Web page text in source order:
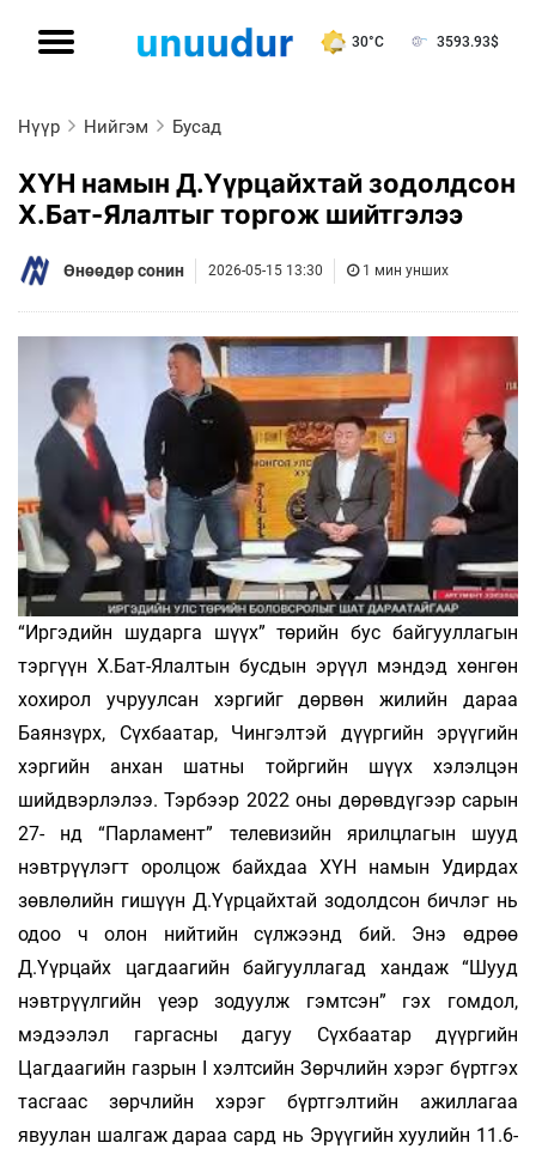
30°C 3593.93$
Нүүр Нийгэм Бусад
ХҮН намын Д.Үүрцайхтай зодолдсон
Х.Бат-Ялалтыг торгож шийтгэлээ
Өнөөдөр сонин 2026-05-15 13:30 1 мин унших
“Иргэдийн шударга шүүх” төрийн бус байгууллагын
тэргүүн Х.Бат-Ялалтын бусдын эрүүл мэндэд хөнгөн
хохирол учруулсан хэргийг дөрвөн жилийн дараа
Баянзүрх, Сүхбаатар, Чингэлтэй дүүргийн эрүүгийн
хэргийн анхан шатны тойргийн шүүх хэлэлцэн
шийдвэрлэлээ. Тэрбээр 2022 оны дөрөвдүгээр сарын
27- нд “Парламент” телевизийн ярилцлагын шууд
нэвтрүүлэгт оролцож байхдаа ХҮН намын Удирдах
зөвлөлийн гишүүн Д.Үүрцайхтай зодолдсон бичлэг нь
одоо ч олон нийтийн сүлжээнд бий. Энэ өдрөө
Д.Үүрцайх цагдаагийн байгууллагад хандаж “Шууд
нэвтрүүлгийн үеэр зодуулж гэмтсэн” гэх гомдол,
мэдээлэл гаргасны дагуу Сүхбаатар дүүргийн
Цагдаагийн газрын I хэлтсийн Зөрчлийн хэрэг бүртгэх
тасгаас зөрчлийн хэрэг бүртгэлтийн ажиллагаа
явуулан шалгаж дараа сард нь Эрүүгийн хуулийн 11.6-